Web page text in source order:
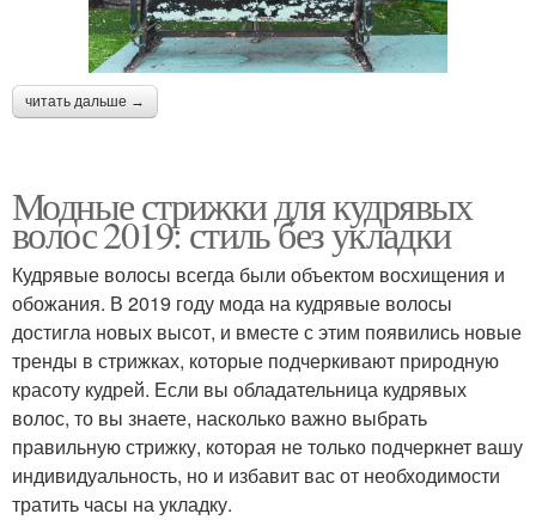
читать дальше →
Модные стрижки для кудрявых
волос 2019: стиль без укладки
Кудрявые волосы всегда были объектом восхищения и
обожания. В 2019 году мода на кудрявые волосы
достигла новых высот, и вместе с этим появились новые
тренды в стрижках, которые подчеркивают природную
красоту кудрей. Если вы обладательница кудрявых
волос, то вы знаете, насколько важно выбрать
правильную стрижку, которая не только подчеркнет вашу
индивидуальность, но и избавит вас от необходимости
тратить часы на укладку.